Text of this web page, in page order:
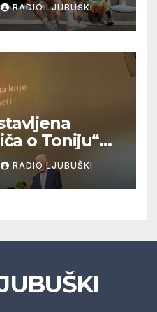
u
završili
RADIO LJUBUŠKI
o Toniju“
RADIO LJUBUŠKI